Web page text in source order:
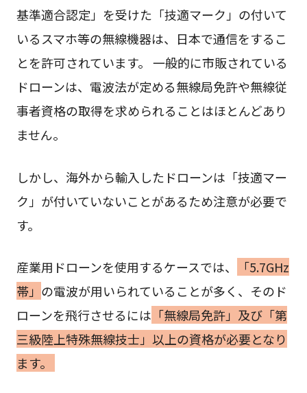
基準適合認定」を受けた「技適マーク」の付いて
いるスマホ等の無線機器は、日本で通信をするこ
とを許可されています。 一般的に市販されている
ドローンは、電波法が定める無線局免許や無線従
事者資格の取得を求められることはほとんどあり
ません。
しかし、海外から輸入したドローンは「技適マー
ク」が付いていないことがあるため注意が必要で
す。
産業用ドローンを使用するケースでは、
「5.7GHz
帯」 の電波が用いられていることが多く、そのド
ローンを飛行させるには 「無線局免許」及び「第
三級陸上特殊無線技士」以上の資格が必要となり
ます。